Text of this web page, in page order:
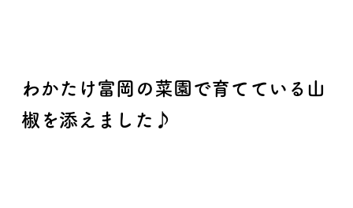
わかたけ富岡の菜園で育てている山
椒を添えました♪